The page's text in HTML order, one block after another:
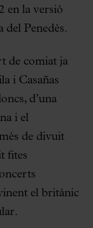
en la versió
del Penedès.
de comiat ja
i Casañas
d’una
i el
de divuit
fites
el britànic